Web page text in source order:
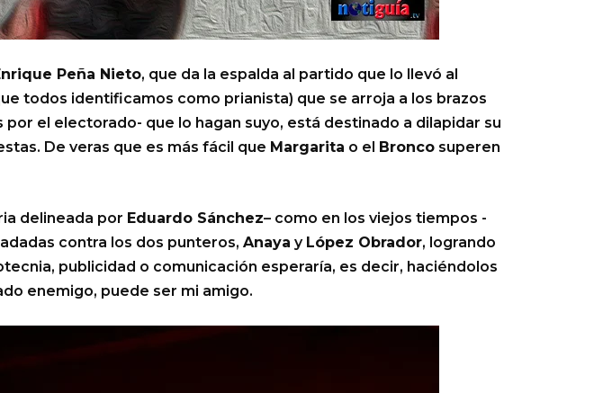
Peña Nieto, que da la espalda al partido que lo llevó al
todos identificamos como prianista) que se arroja a los brazos
el electorado- que lo hagan suyo, está destinado a dilapidar su
De veras que es más fácil que Margarita o el Bronco superen
delineada por Eduardo Sánchez– como en los viejos tiempos -
contra los dos punteros, Anaya y López Obrador, logrando
publicidad o comunicación esperaría, es decir, haciéndolos
enemigo, puede ser mi amigo.